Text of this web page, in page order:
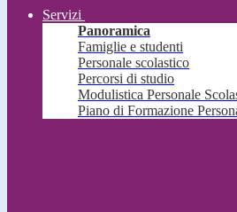
Servizi
Panoramica
Famiglie e studenti
Personale scolastico
Percorsi di studio
Modulistica Personale
Piano di Formazione